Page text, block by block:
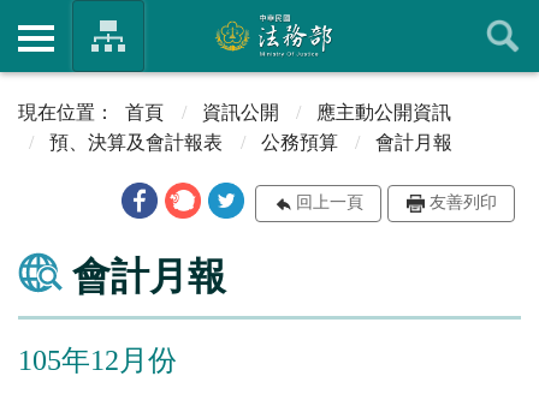
首頁 資訊公開
應主動公開資訊
預、決算及會計報表
公務預算 會計月報
回上一頁 友善列印
會計月報
105年12月份